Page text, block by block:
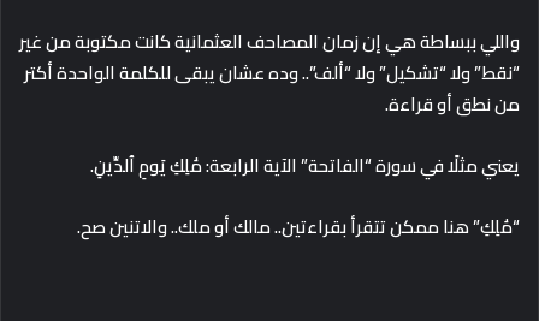
واللي ببساطة هي إن زمان المصاحف العثمانية كانت مكتوبة من غير
“نقط” ولا “تشكيل” ولا “ألف”.. وده عشان يبقى للكلمة الواحدة أكتر
من نطق أو قراءة.
يعني مثلًا في سورة “الفاتحة” الآية الرابعة: مَٰلِكِ يَومِ ٱلدِّينِ.
“مَٰلِكِ” هنا ممكن تتقرأ بقراءتين.. مالك أو ملك.. والاتنين صح.